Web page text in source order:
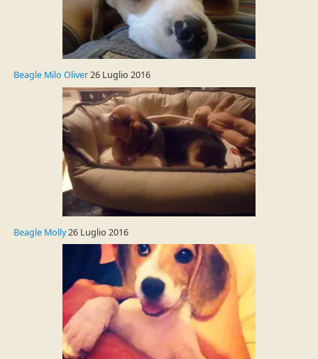
Beagle Milo Oliver26 Luglio 2016
Beagle Molly26 Luglio 2016